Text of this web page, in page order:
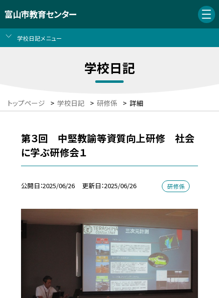
富山市教育センター
学校日記メニュー
学校日記
トップページ > 学校日記 > 研修係 > 詳細
第３回 中堅教諭等資質向上研修 社会
に学ぶ研修会１
公開日 2025/06/26 更新日 2025/06/26 研修係